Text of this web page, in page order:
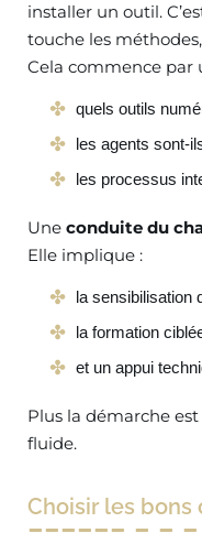
installer un outil.
touche les
Cela commence par
quels outils
les agents sont-
les processus
Une conduite du
Elle implique :
la sensibilisation
la formation
et un appui
Plus la démarche
fluide.
Choisir les